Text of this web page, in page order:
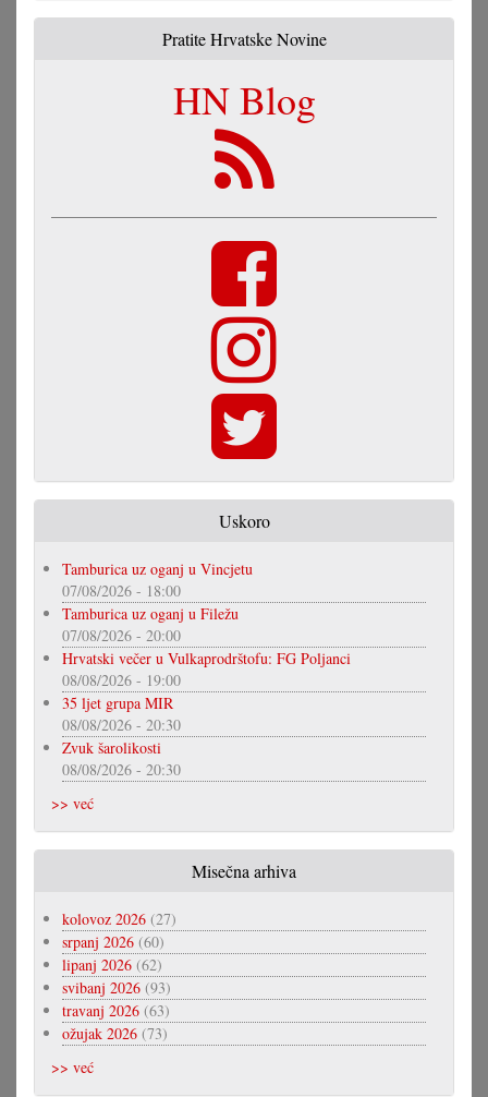
Pratite Hrvatske Novine
HN Blog
Uskoro
Tamburica uz oganj u Vincjetu
07/08/2026 - 18:00
Tamburica uz oganj u Filežu
07/08/2026 - 20:00
Hrvatski večer u Vulkaprodrštofu: FG Poljanci
08/08/2026 - 19:00
35 ljet grupa MIR
08/08/2026 - 20:30
Zvuk šarolikosti
08/08/2026 - 20:30
>> već
Misečna arhiva
kolovoz 2026 (27)
srpanj 2026 (60)
lipanj 2026 (62)
svibanj 2026 (93)
travanj 2026 (63)
ožujak 2026 (73)
>> već